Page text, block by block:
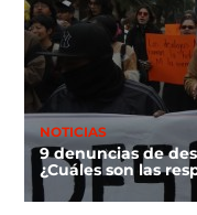
NOTICIAS
9 denuncias de
¿Cuáles son las